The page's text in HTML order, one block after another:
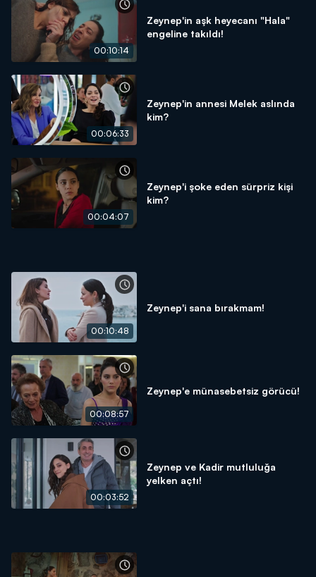
00:10:14
Zeynep'in aşk heyecanı "Hala"
engeline takıldı!
00:06:33
Zeynep'in annesi Melek aslında
kim?
00:04:07
Zeynep'i şoke eden sürpriz kişi
kim?
00:10:48
Zeynep'i sana bırakmam!
00:08:57
Zeynep'e münasebetsiz görücü!
00:03:52
Zeynep ve Kadir mutluluğa
yelken açtı!